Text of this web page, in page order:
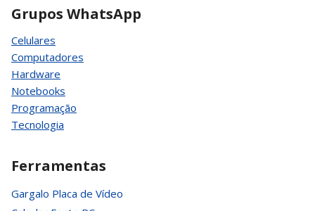
Grupos WhatsApp
Celulares
Computadores
Hardware
Notebooks
Programação
Tecnologia
Ferramentas
Gargalo Placa de Vídeo